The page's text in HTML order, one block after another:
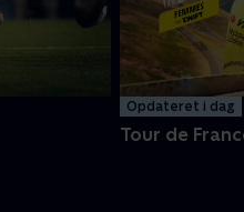
Opdateret i dag
Tour de